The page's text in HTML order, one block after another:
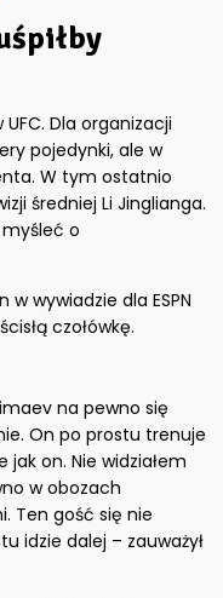
Dla organizacji
pojedynki, ale w
W tym ostatnio
średniej Li Jinglianga.
o
wywiadzie dla ESPN
czołówkę.
na pewno się
On po prostu trenuje
jak on. Nie widziałem
w obozach
Ten gość się nie
idzie dalej – zauważył